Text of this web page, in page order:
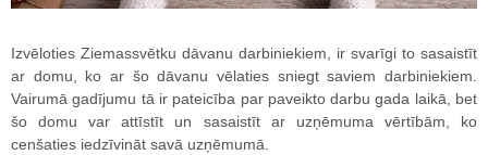
Izvēloties Ziemassvētku dāvanu darbiniekiem, ir svarīgi to sasaistīt
ar domu, ko ar šo dāvanu vēlaties sniegt saviem darbiniekiem.
Vairumā gadījumu tā ir pateicība par paveikto darbu gada laikā, bet
šo domu var attīstīt un sasaistīt ar uzņēmuma vērtībām, ko
cenšaties iedzīvināt savā uzņēmumā.